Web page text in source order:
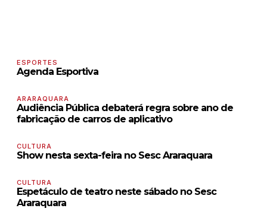
ESPORTES
Agenda Esportiva
ARARAQUARA
Audiência Pública debaterá regra sobre ano de
fabricação de carros de aplicativo
CULTURA
Show nesta sexta-feira no Sesc Araraquara
CULTURA
Espetáculo de teatro neste sábado no Sesc
Araraquara